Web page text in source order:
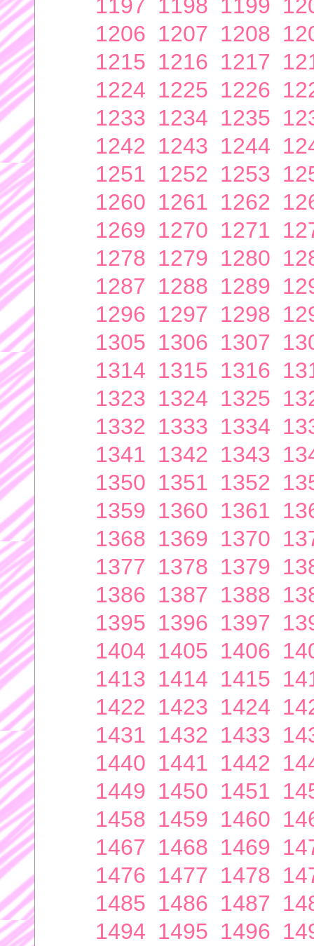
1197 1198 1199
1206 1207 1208
1215 1216 1217
1224 1225 1226
1233 1234 1235
1242 1243 1244
1251 1252 1253
1260 1261 1262
1269 1270 1271
1278 1279 1280
1287 1288 1289
1296 1297 1298
1305 1306 1307
1314 1315 1316
1323 1324 1325
1332 1333 1334
1341 1342 1343
1350 1351 1352
1359 1360 1361
1368 1369 1370
1377 1378 1379
1386 1387 1388
1395 1396 1397
1404 1405 1406
1413 1414 1415
1422 1423 1424
1431 1432 1433
1440 1441 1442
1449 1450 1451
1458 1459 1460
1467 1468 1469
1476 1477 1478
1485 1486 1487
1494 1495 1496